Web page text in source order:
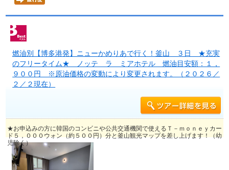
燃油別【博多港発】ニューかめりあで行く！釜山 ３日 ★充実
のフリータイム★ ノッテ ラ ミアホテル 燃油目安額：１，
９００円 ※原油価格の変動により変更されます。（２０２６／
２／２現在）
★お申込みの方に韓国のコンビニや公共交通機関で使えるＴ－ｍｏｎｅｙカー
ド５，０００ウォン（約５００円）分と釜山観光マップを差し上げます！（幼
児除く）